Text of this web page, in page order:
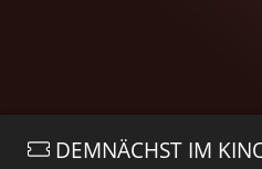
DEMNÄCHST IM